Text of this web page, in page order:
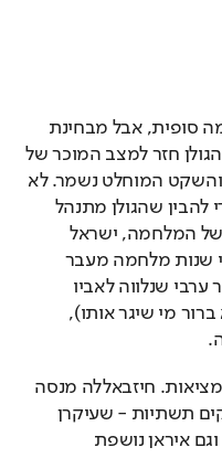
מלחמת האזרחים אמנם לא הסתיימה סופית, אבל מבחינת
ישראל היא מאחורינו. הגבול ברמת הגולן חזר למצב המוכר של
טרום 2011: צבא סוריה על הגדרות, והשקט המוחלט נשמר. לא
שהיה צריך את העיסוק בעכברת כדי להבין שהגולן מתנהל
ברגיעה; גם בימיה הסוערים ביותר של המלחמה, ישראל
המשיכה בשלה. בסיכומן של 6 וחצי שנות מלחמה מעבר
לגבול, רושמת ישראל הרוג אחד (נער ערבי שנלווה לאביו
בעבודות עפר, ונפגע מטיל נ"ט שלא ברור מי שיגר אותו),
באוגדת הגולן נערכים כמובן לשינוי מציאות. חיזבאללה מנסה
להתבסס בגזרה, לגייס פעילים ולהקים תשתיות - שעיקרן
כרגע הוא תצפיות ואיסוף מודיעין - וגם איראן נושפת